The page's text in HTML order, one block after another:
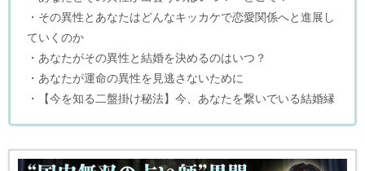
・その異性とあなたはどんなキッカケで恋愛関係へと進展し
ていくのか
・あなたがその異性と結婚を決めるのはいつ？
・あなたが運命の異性を見逃さないために
・【今を知る二盤掛け秘法】今、あなたを繋いでいる結婚縁